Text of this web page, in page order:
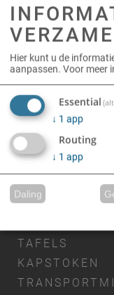
PRODUKTEN
TAFELS
KAPSTOKEN
Hier kunt u de
aanpassen. Voor meer
Essential
↓ 1 app
Routing
↓ 1 app
Daling